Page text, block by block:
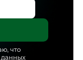
что